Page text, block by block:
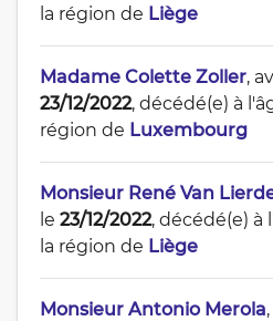
la région de Liège
Madame Colette Zoller,
23/12/2022, décédé(e) à
région de Luxembourg
Monsieur René Van
le 23/12/2022, décédé(e) à
la région de Liège
Monsieur Antonio Merola